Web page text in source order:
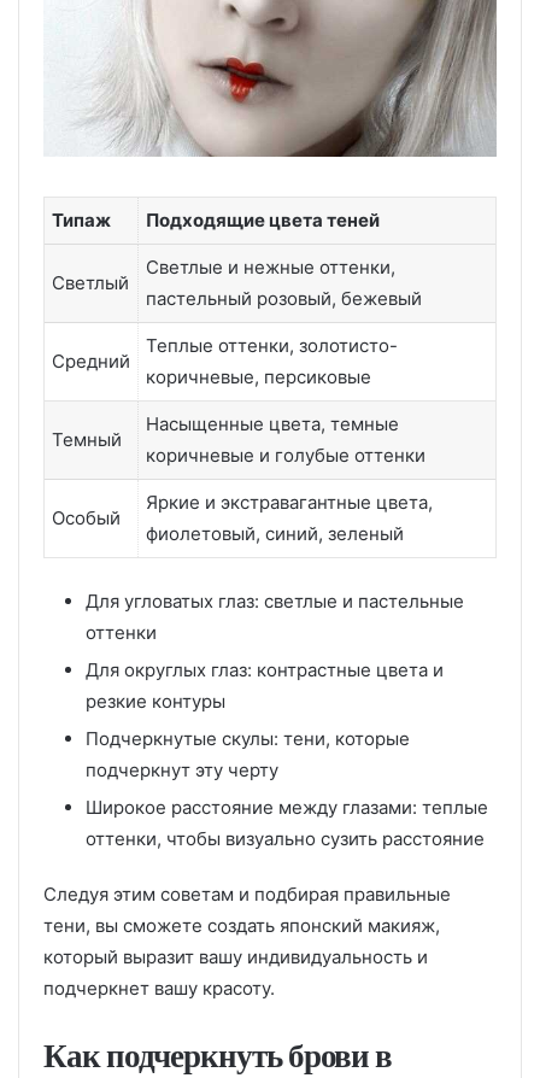
Типаж Подходящие цвета теней
Светлый
Светлые и нежные оттенки,
пастельный розовый, бежевый
Средний
Теплые оттенки, золотисто-
коричневые, персиковые
Темный
Насыщенные цвета, темные
коричневые и голубые оттенки
Особый
Яркие и экстравагантные цвета,
фиолетовый, синий, зеленый
Для угловатых глаз: светлые и пастельные
оттенки
Для округлых глаз: контрастные цвета и
резкие контуры
Подчеркнутые скулы: тени, которые
подчеркнут эту черту
Широкое расстояние между глазами: теплые
оттенки, чтобы визуально сузить расстояние
Следуя этим советам и подбирая правильные
тени, вы сможете создать японский макияж,
который выразит вашу индивидуальность и
подчеркнет вашу красоту.
Как подчеркнуть брови в